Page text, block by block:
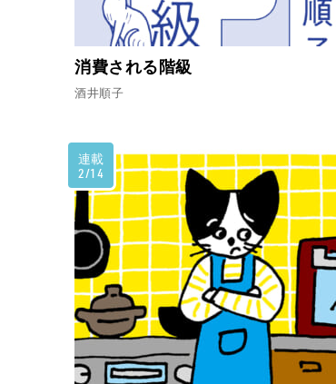
消費される階級
酒井順子
連載
2/14